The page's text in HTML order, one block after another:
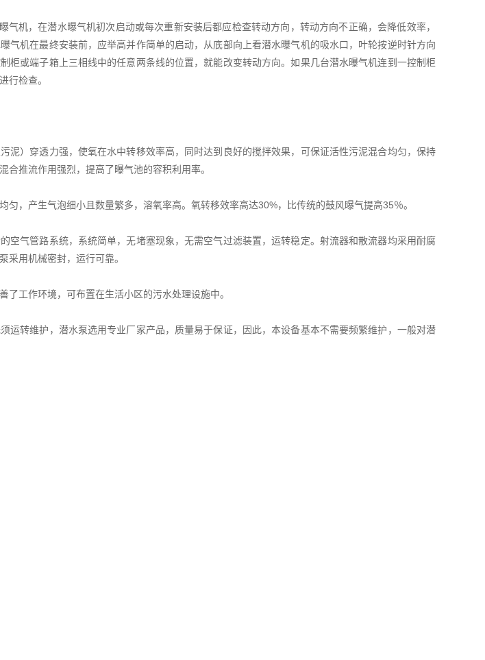
机，在潜水曝气机初次启动或每次重新安装后都应检查转动方向，转动方向不正确，会降低效率，
气机在最终安装前，应举高并作简单的启动，从底部向上看潜水曝气机的吸水口，叶轮按逆时针方向
柜或端子箱上三相线中的任意两条线的位置，就能改变转动方向。如果几台潜水曝气机连到一控制柜
行检查。
泥）穿透力强，使氧在水中转移效率高，同时达到良好的搅拌效果，可保证活性污泥混合均匀，保持
合推流作用强烈，提高了曝气池的容积利用率。
匀，产生气泡细小且数量繁多，溶氧率高。氧转移效率高达30%，比传统的鼓风曝气提高35％。
空气管路系统，系统简单，无堵塞现象，无需空气过滤装置，运转稳定。射流器和散流器均采用耐腐
采用机械密封，运行可靠。
了工作环境，可布置在生活小区的污水处理设施中。
运转维护，潜水泵选用专业厂家产品，质量易于保证，因此，本设备基本不需要频繁维护，一般对潜